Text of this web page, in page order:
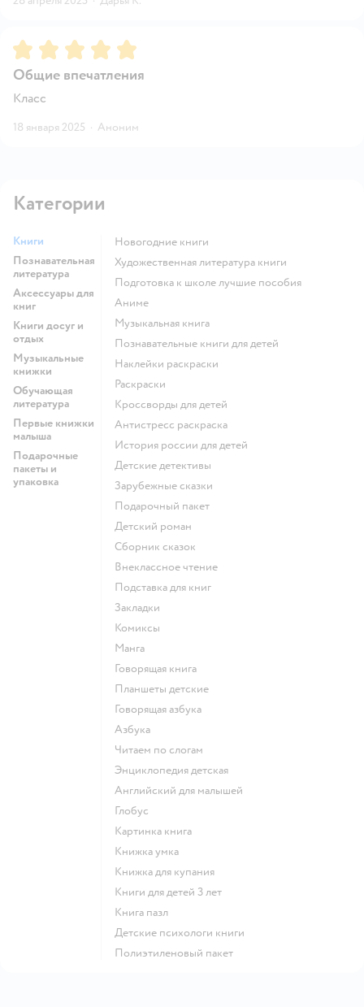
Рейтинг:5
Общие впечатления
Класс
18 января 2025 · Аноним
Категории
Книги
Познавательная
литература
Аксессуары для
книг
Книги досуг и
отдых
Музыкальные
книжки
Обучающая
литература
Первые книжки
малыша
Подарочные
пакеты и
упаковка
новогодние книги
художественная литература книги
подготовка к школе лучшие пособия
Аниме
музыкальная книга
познавательные книги для детей
наклейки раскраски
раскраски
кроссворды для детей
антистресс раскраска
история россии для детей
детские детективы
зарубежные сказки
подарочный пакет
детский роман
сборник сказок
внеклассное чтение
подставка для книг
закладки
комиксы
манга
говорящая книга
Планшеты детские
говорящая азбука
азбука
читаем по слогам
энциклопедия детская
английский для малышей
глобус
картинка книга
книжка умка
книжка для купания
книги для детей 3 лет
книга пазл
детские психологи книги
полиэтиленовый пакет